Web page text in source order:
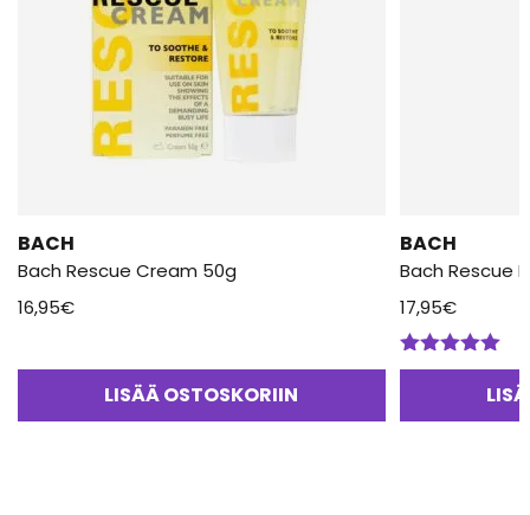
BACH
Bach Rescue Cream 50g
16,95€
LISÄÄ OSTOSKORIIN
BACH
Bach Rescue
17,95€
Arvostelu